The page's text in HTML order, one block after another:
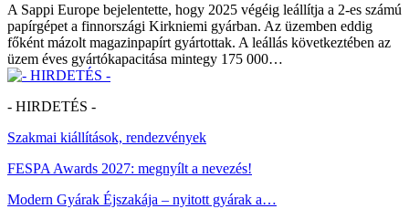
A Sappi Europe bejelentette, hogy 2025 végéig leállítja a 2-es számú
papírgépet a finnországi Kirkniemi gyárban. Az üzemben eddig
főként mázolt magazinpapírt gyártottak. A leállás következtében az
üzem éves gyártókapacitása mintegy 175 000…
- HIRDETÉS -
Szakmai kiállítások, rendezvények
FESPA Awards 2027: megnyílt a nevezés!
Modern Gyárak Éjszakája – nyitott gyárak a…